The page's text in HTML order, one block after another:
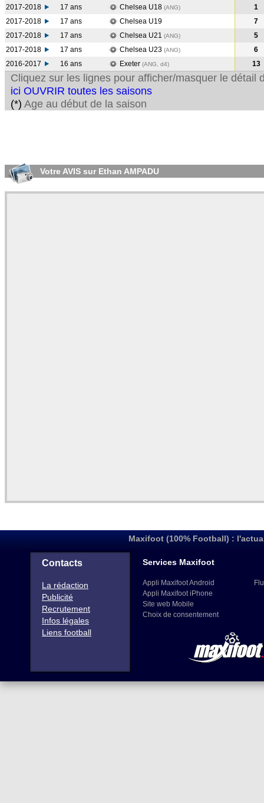
2017-2018
17 ans Chelsea U18 (ANG)
1
2017-2018
17 ans Chelsea U19
7
2017-2018
17 ans Chelsea U21 (ANG)
5
2017-2018
17 ans Chelsea U23 (ANG)
6
2016-2017
16 ans Exeter (ANG, d4) 13
Cliquez sur les lignes pour afficher/masquer le détail
ici OUVRIR toutes les saisons
(*) Age au début de la saison
Votre AVIS sur Ethan AMPADU
Maxifoot (100% Football) :
Contacts
La rédaction
Publicité
Recrutement
Infos légales
Liens football
Services Maxifoot
Appli Maxifoot Android
Appli Maxifoot iPhone
Site web Mobile
Choix de consentement